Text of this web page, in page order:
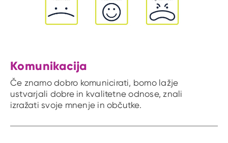
Komunikacija
Če znamo dobro komunicirati, bomo lažje
ustvarjali dobre in kvalitetne odnose, znali
izražati svoje mnenje in občutke.